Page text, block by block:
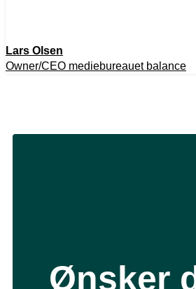
Lars Olsen
Owner/CEO mediebureauet balance
Ønsker